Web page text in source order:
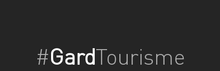
#GardTourisme